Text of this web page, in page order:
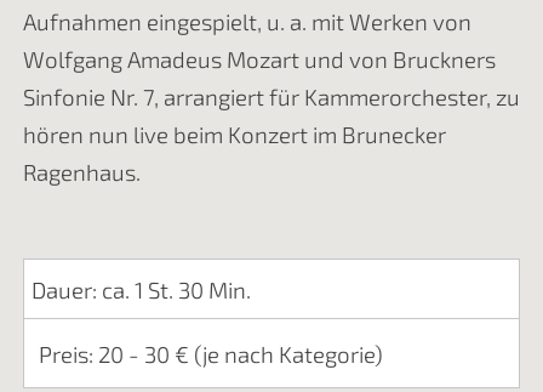
Aufnahmen eingespielt, u. a. mit Werken von
Wolfgang Amadeus Mozart und von Bruckners
Sinfonie Nr. 7, arrangiert für Kammerorchester, zu
hören nun live beim Konzert im Brunecker
Ragenhaus.
Dauer: ca. 1 St. 30 Min.
Preis: 20 - 30 € (je nach Kategorie)